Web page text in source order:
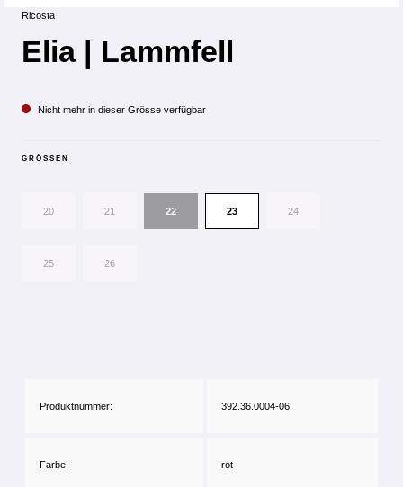
Ricosta
Elia | Lammfell
Nicht mehr in dieser Grösse verfügbar
GRÖSSEN
20 21 22 23 24
25 26
Produktnummer: 392.36.0004-06
Farbe: rot